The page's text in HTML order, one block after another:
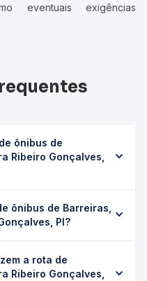
eventuais exigências
ônibus de
Ribeiro Gonçalves,
15h 30min, podendo
serviço (convencional,
data desejada.
ônibus de Barreiras,
PI?
PI custa em média R$
viagem, a empresa, o
a rota de
Ribeiro Gonçalves,